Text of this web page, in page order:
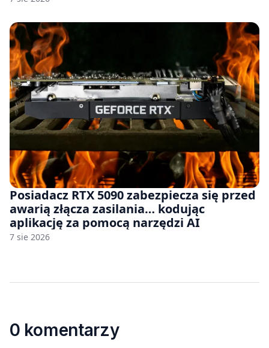
Posiadacz RTX 5090 zabezpiecza się przed
awarią złącza zasilania… kodując
aplikację za pomocą narzędzi AI
7 sie 2026
0 komentarzy